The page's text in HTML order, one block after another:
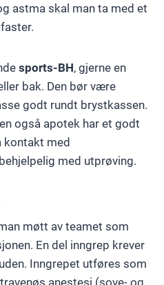
astma skal man ta med et
sports-BH, gjerne en
bak. Den bør være
godt rundt brystkassen.
også apotek har et godt
kontakt med
med utprøving.
møtt av teamet som
En del inngrep krever
Inngrepet utføres som
anestesi (sove- og